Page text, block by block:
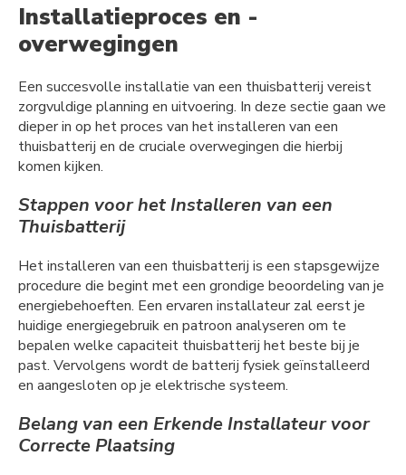
Installatieproces en -
overwegingen
Een succesvolle installatie van een thuisbatterij vereist
zorgvuldige planning en uitvoering. In deze sectie gaan we
dieper in op het proces van het installeren van een
thuisbatterij en de cruciale overwegingen die hierbij
komen kijken.
Stappen voor het Installeren van een
Thuisbatterij
Het installeren van een thuisbatterij is een stapsgewijze
procedure die begint met een grondige beoordeling van je
energiebehoeften. Een ervaren installateur zal eerst je
huidige energiegebruik en patroon analyseren om te
bepalen welke capaciteit thuisbatterij het beste bij je
past. Vervolgens wordt de batterij fysiek geïnstalleerd
en aangesloten op je elektrische systeem.
Belang van een Erkende Installateur voor
Correcte Plaatsing